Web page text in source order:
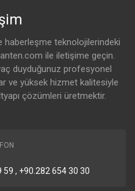
haberleşme teknolojilerindeki
ile iletişime geçin.
duyduğunuz profesyonel
ve yüksek hizmet kalitesiyle
çözümleri üretmektir.
, +90.282 654 30 30